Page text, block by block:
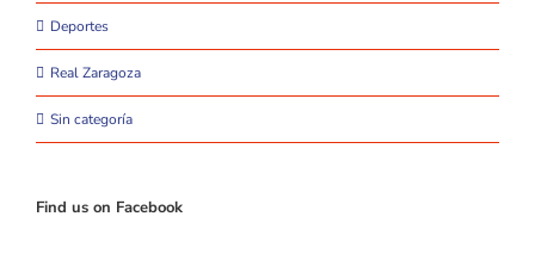
Deportes
Real Zaragoza
Sin categoría
Find us on Facebook